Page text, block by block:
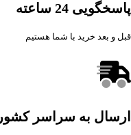
پاسخگویی 24 ساعته
قبل و بعد خرید با شما هستیم
ارسال به سراسر کشور